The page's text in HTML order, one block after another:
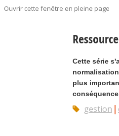
Ouvrir cette fenêtre en pleine page
Cette série
plus
gestion